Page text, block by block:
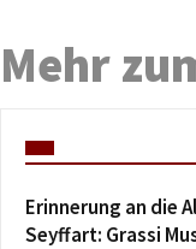
Mehr
Erinnerung an die
Seyffart: Grassi